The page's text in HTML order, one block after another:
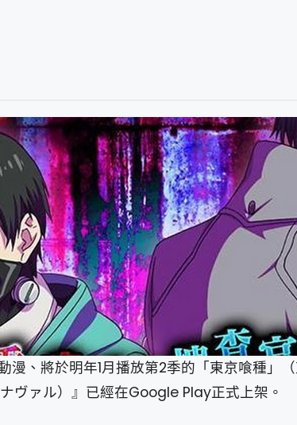
漫、將於明年1月播放第2季的「東京喰種」
ヴァル）』已經在Google Play正式上架。